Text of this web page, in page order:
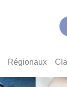
Régionaux